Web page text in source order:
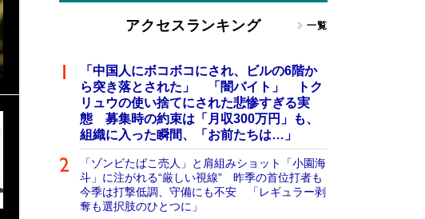
アクセスランキング 一覧
「中国人にボコボコにされ、ビルの6階か
ら突き落とされた」 「闇バイト」 トク
リュウの使い捨てにされた悲惨すぎる実
態 募集時の約束は「月収300万円」も、
組織に入った瞬間、「お前たちは…」
「ゾンビたばこ売人」と肩組みショット「小園海
斗」に注がれる“厳しい視線” 昨季の首位打者も
今季は打撃低調、守備にも不安 「レギュラー剥
奪も選択肢のひとつに」